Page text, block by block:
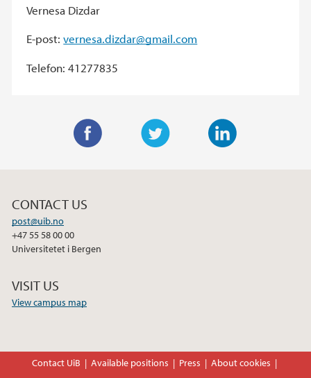
Vernesa Dizdar
E-post:vernesa.dizdar@gmail.com
Telefon: 41277835
e
o
CONTACT US
post@uib.no
+47 55 58 00 00
Universitetet i Bergen
VISIT US
View campus map
Contact UiB Available positions Press
About cookies